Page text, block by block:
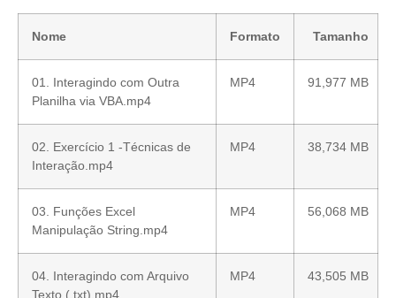
Nome Formato Tamanho
01. Interagindo com Outra
Planilha via VBA.mp4
MP4 91,977 MB
02. Exercício 1 -Técnicas de
Interação.mp4
MP4 38,734 MB
03. Funções Excel
Manipulação String.mp4
MP4 56,068 MB
04. Interagindo com Arquivo
Texto (.txt).mp4
MP4 43,505 MB